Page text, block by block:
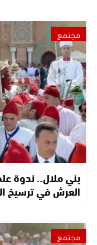
مجتمع
بني ملال.. ندوة
العرش في ترسيخ
مجتمع